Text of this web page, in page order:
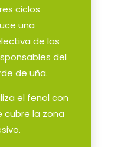
ciclos
una
de las
del
de uña.
el fenol con
cubre la zona